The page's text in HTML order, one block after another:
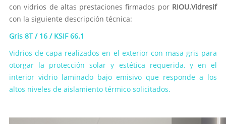
con vidrios de altas prestaciones firmados por RIOU.Vidresif
con la siguiente descripción técnica:
Gris 8T / 16 / KSIF 66.1
Vidrios de capa realizados en el exterior con masa gris para
otorgar la protección solar y estética requerida, y en el
interior vidrio laminado bajo emisivo que responde a los
altos niveles de aislamiento térmico solicitados.